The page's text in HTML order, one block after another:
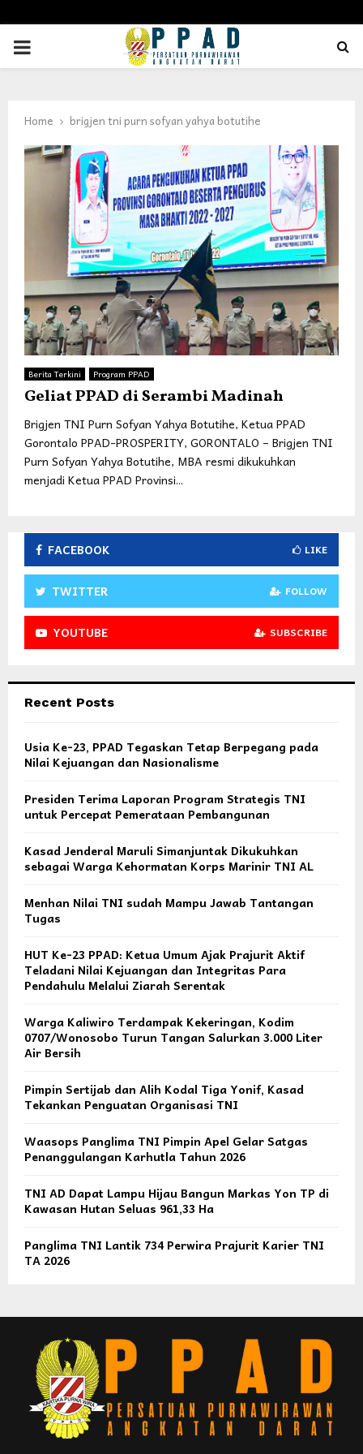
PRIMARY
Home brigjen tni purn sofyan yahya botutihe
Berita Terkini Program PPAD
Geliat PPAD di Serambi Madinah
Brigjen TNI Purn Sofyan Yahya Botutihe, Ketua PPAD
Gorontalo PPAD-PROSPERITY, GORONTALO – Brigjen TNI
Purn Sofyan Yahya Botutihe, MBA resmi dikukuhkan
menjadi Ketua PPAD Provinsi...
FACEBOOK LIKE
TWITTER FOLLOW
YOUTUBE SUBSCRIBE
Recent Posts
Usia Ke-23, PPAD Tegaskan Tetap Berpegang pada
Nilai Kejuangan dan Nasionalisme
Presiden Terima Laporan Program Strategis TNI
untuk Percepat Pemerataan Pembangunan
Kasad Jenderal Maruli Simanjuntak Dikukuhkan
sebagai Warga Kehormatan Korps Marinir TNI AL
Menhan Nilai TNI sudah Mampu Jawab Tantangan
Tugas
HUT Ke-23 PPAD: Ketua Umum Ajak Prajurit Aktif
Teladani Nilai Kejuangan dan Integritas Para
Pendahulu Melalui Ziarah Serentak
Warga Kaliwiro Terdampak Kekeringan, Kodim
0707/Wonosobo Turun Tangan Salurkan 3.000 Liter
Air Bersih
Pimpin Sertijab dan Alih Kodal Tiga Yonif, Kasad
Tekankan Penguatan Organisasi TNI
Waasops Panglima TNI Pimpin Apel Gelar Satgas
Penanggulangan Karhutla Tahun 2026
TNI AD Dapat Lampu Hijau Bangun Markas Yon TP di
Kawasan Hutan Seluas 961,33 Ha
Panglima TNI Lantik 734 Perwira Prajurit Karier TNI
TA 2026